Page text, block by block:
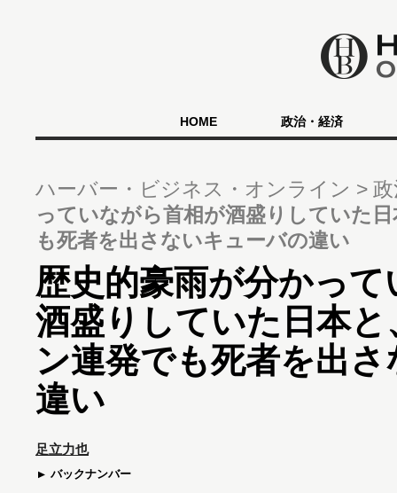
HOME 政治・経済
ハーバー・ビジネス・オンライン
っていながら首相が酒盛りしていた
も死者を出さないキューバの違い
歴史的豪雨が分かっ
酒盛りしていた日本
ン連発でも死者を出
違い
足立力也
バックナンバー